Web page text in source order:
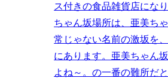
ス付きの食品雑貨店にな
ちゃん坂場所は、亜美ち
常じゃない名前の激坂を
にあります。亜美ちゃん
よね～。の一番の難所だ